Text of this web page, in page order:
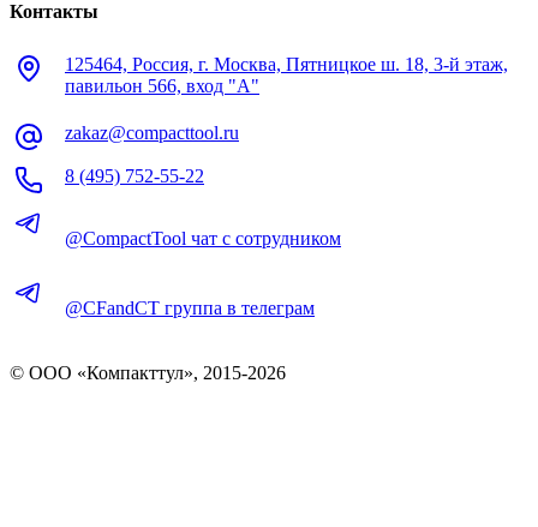
Контакты
125464, Россия, г. Москва, Пятницкое ш. 18, 3-й этаж,
павильон 566, вход "А"
zakaz@compacttool.ru
8 (495) 752-55-22
@CompactTool чат с сотрудником
@CFandCT группа в телеграм
© OOO «Компакттул», 2015-2026